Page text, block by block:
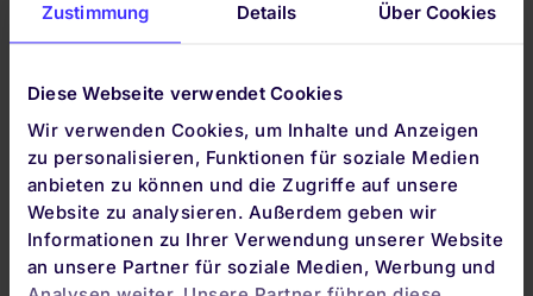
Zustimmung Details Über Cookies
Diese Webseite verwendet Cookies
Wir verwenden Cookies, um Inhalte und Anzeigen
zu personalisieren, Funktionen für soziale Medien
anbieten zu können und die Zugriffe auf unsere
Website zu analysieren. Außerdem geben wir
Informationen zu Ihrer Verwendung unserer Website
an unsere Partner für soziale Medien, Werbung und
Persönliche Daten
Akademischer Grad
Vorname*
Nachname *